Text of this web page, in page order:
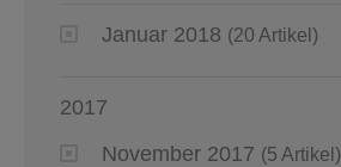
Januar 2018 (20 Artikel)
2017
November 2017 (5 Artikel)